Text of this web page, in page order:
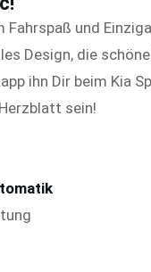
und
Design, die
ihn Dir beim Kia
sein!